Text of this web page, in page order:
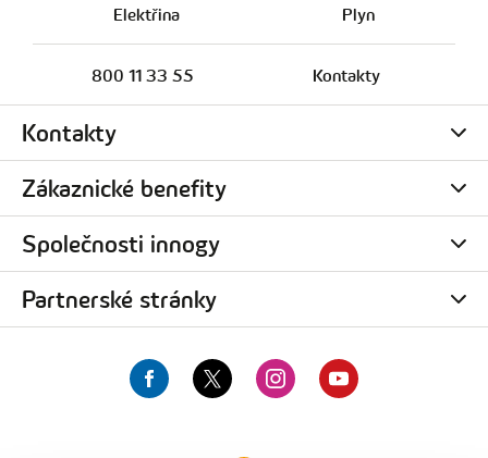
Elektřina Plyn
800 11 33 55 Kontakty
Kontakty
Kariéra v innogy
Nastavení cookies
Zákaznické benefity
innosvět
innogy Premium
Společnosti innogy
innogy Energie
Partnerské stránky
fotovoltaika.innogy.cz
FacebookTwitterInstagramYouTube